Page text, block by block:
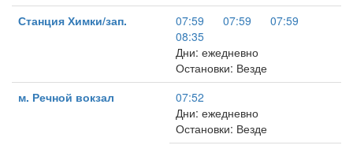
Станция Химки/зап.
07:59 07:59
07:59
08:35
Дни: ежедневно
Остановки: Везде
м. Речной вокзал
07:52
Дни: ежедневно
Остановки: Везде